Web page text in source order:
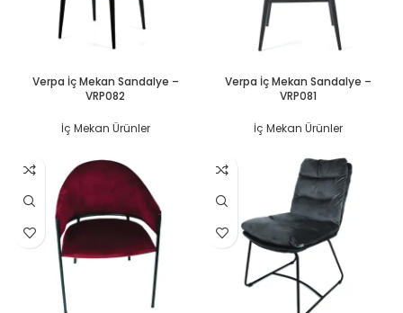
Verpa İç Mekan Sandalye –
VRP082
İç Mekan Ürünler
Verpa İç Mekan Sandalye –
VRP081
İç Mekan Ürünler